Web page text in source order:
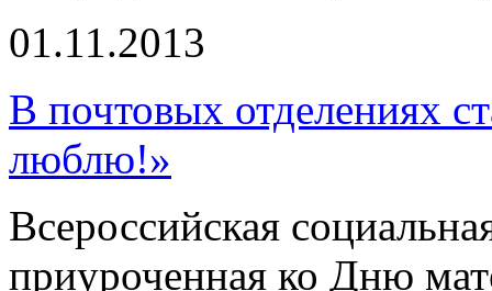
01.11.2013
В почтовых отделениях
люблю!»
Всероссийская
приуроченная ко Дню